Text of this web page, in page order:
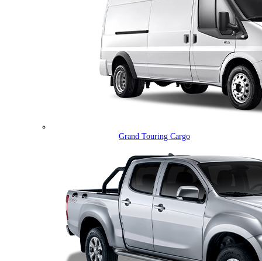
Grand Touring Cargo